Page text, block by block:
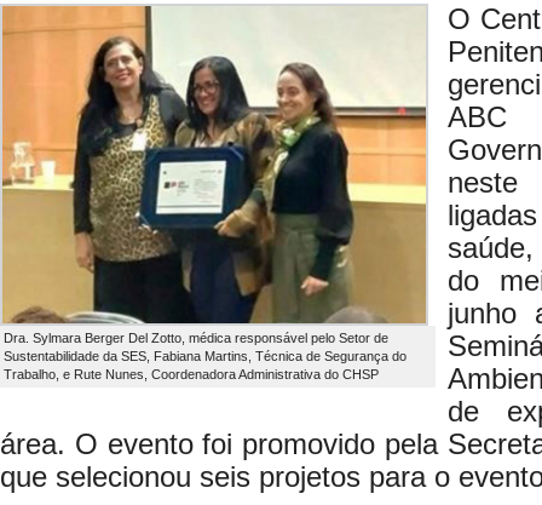
Dra. Sylmara Berger Del Zotto, médica responsável pelo Setor de
Sustentabilidade da SES, Fabiana Martins, Técnica de Segurança do
Trabalho, e Rute Nunes, Coordenadora Administrativa do CHSP
O
ABC
do
junho
de
área. O evento foi promovido pela
que selecionou seis projetos para o